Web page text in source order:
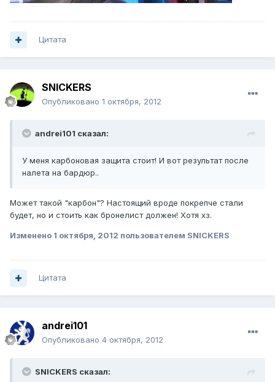
Цитата
SNICKERS
Опубликовано 1 октября, 2012
andrei101 сказал:
У меня карбоновая защита стоит! И вот результат после
налета на бардюр..
Может такой "карбон"? Настоящий вроде покрепче стали
будет, но и стоить как бронелист должен! Хотя хз.
Изменено 1 октября, 2012 пользователем SNICKERS
Цитата
andrei101
Опубликовано 4 октября, 2012
SNICKERS сказал: